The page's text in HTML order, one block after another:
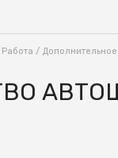
/